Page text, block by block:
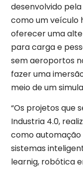
desenvolvido
como um veículo
oferecer uma
para carga e
sem aeroportos
fazer uma
meio de um
“Os projetos que
Industria 4.0,
como automação
sistemas
learnig, robótica